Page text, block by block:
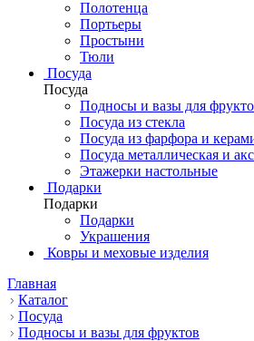
Полотенца
Портьеры
Простыни
Тюли
Посуда
Посуда
Подносы и вазы для
Посуда из стекла
Посуда из фарфора и
Посуда металлическая и
Этажерки настольные
Подарки
Подарки
Подарки
Украшения
Ковры и меховые изделия
Главная
Каталог
Посуда
Подносы и вазы для фруктов